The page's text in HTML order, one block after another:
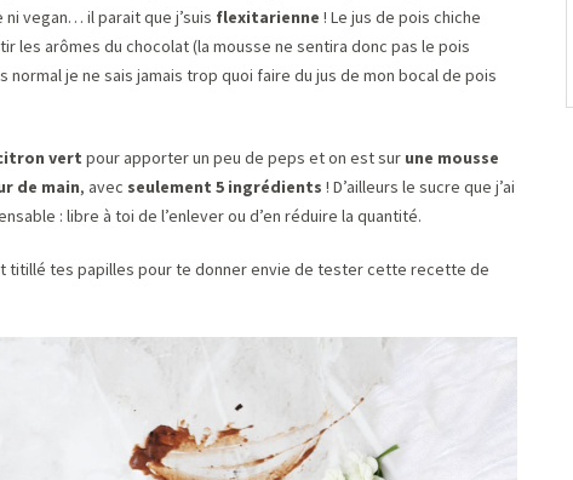
vegan… il parait que j’suis flexitarienne ! Le jus de pois chiche
les arômes du chocolat (la mousse ne sentira donc pas le pois
normal je ne sais jamais trop quoi faire du jus de mon bocal de pois
vert pour apporter un peu de peps et on est sur une mousse
de main, avec seulement 5 ingrédients ! D’ailleurs le sucre que j’ai
: libre à toi de l’enlever ou d’en réduire la quantité.
titillé tes papilles pour te donner envie de tester cette recette de